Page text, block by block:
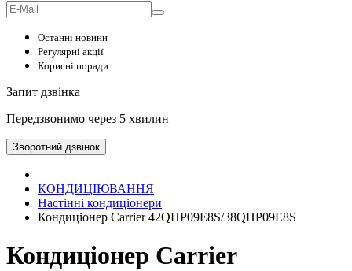
Останні новини
Регулярні акції
Корисні поради
Запит дзвінка
Передзвонимо через 5 хвилин
Зворотний дзвінок
КОНДИЦІЮВАННЯ
Настінні кондиціонери
Кондиціонер Carrier 42QHP09E8S/38QHP09E8S
Кондиціонер Carrier